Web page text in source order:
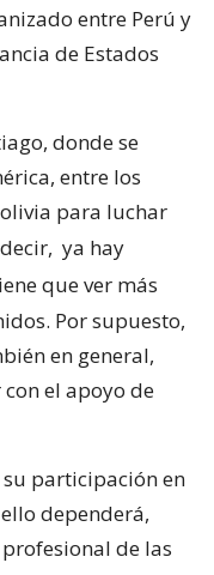
entre Perú y
de Estados
donde se
entre los
para luchar
ya hay
que ver más
Por supuesto,
en general,
el apoyo de
participación en
dependerá,
de las